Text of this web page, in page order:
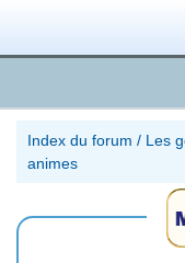
Index du forum / Les
animes